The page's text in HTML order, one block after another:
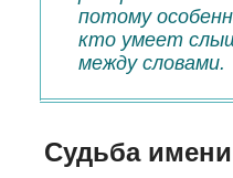
потому
кто умеет
между словами.
Судьба